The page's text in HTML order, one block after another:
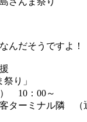
んだそうですよ！
り」
） 10：00～
ターミナル隣 （